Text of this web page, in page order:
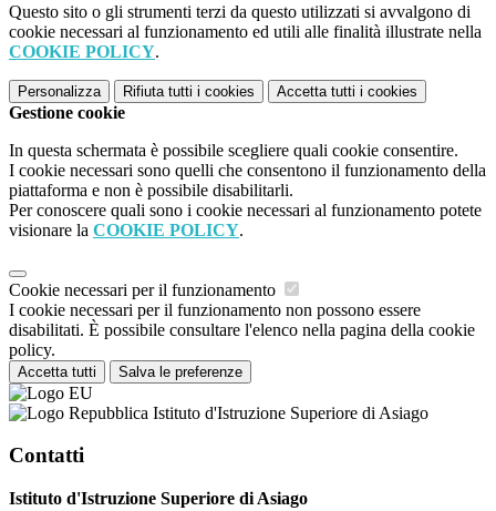
Questo sito o gli strumenti terzi da questo utilizzati si avvalgono di
cookie necessari al funzionamento ed utili alle finalità illustrate nella
COOKIE POLICY.
Personalizza Rifiuta tutti i cookies Accetta tutti i cookies
Gestione cookie
In questa schermata è possibile scegliere quali cookie consentire.
I cookie necessari sono quelli che consentono il funzionamento della
piattaforma e non è possibile disabilitarli.
Per conoscere quali sono i cookie necessari al funzionamento potete
visionare la COOKIE POLICY.
Cookie necessari per il funzionamento
I cookie necessari per il funzionamento non possono essere
disabilitati. È possibile consultare l'elenco nella pagina della cookie
policy.
Accetta tutti Salva le preferenze
Istituto d'Istruzione Superiore di Asiago
Contatti
Istituto d'Istruzione Superiore di Asiago